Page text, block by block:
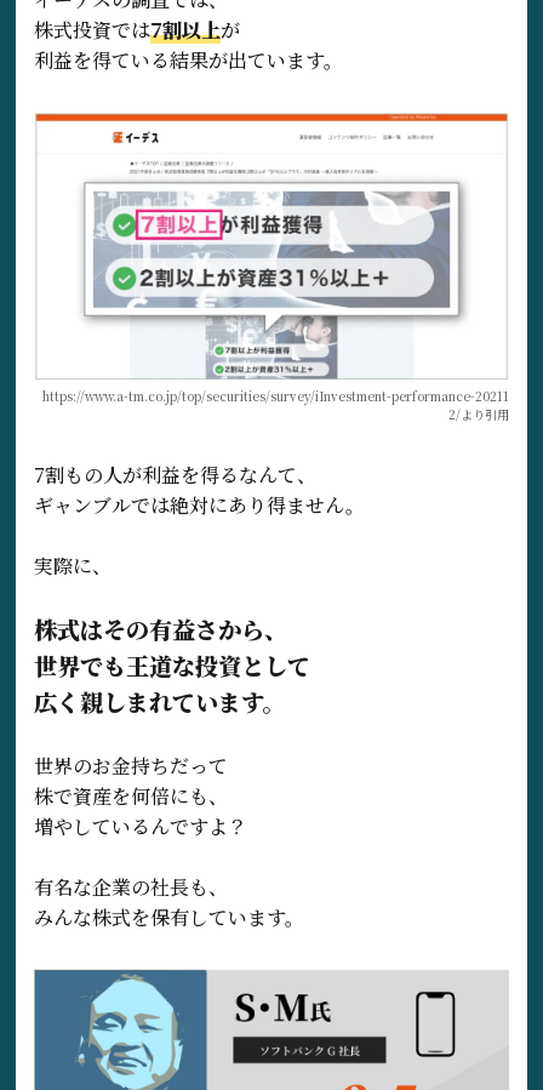
株式投資では7割以上が
利益を得ている結果が出ています。
https://www.a-tm.co.jp/top/securities/survey/iInvestment-performance-20211
2/より引用
7割もの人が利益を得るなんて、
ギャンブルでは絶対にあり得ません。
実際に、
株式はその有益さから、
世界でも王道な投資として
広く親しまれています。
世界のお金持ちだって
株で資産を何倍にも、
増やしているんですよ？
有名な企業の社長も、
みんな株式を保有しています。